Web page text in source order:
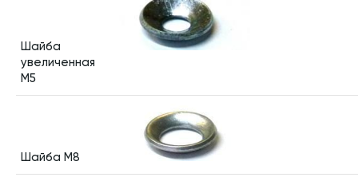
Шайба
увеличенная
M5
Шайба M8